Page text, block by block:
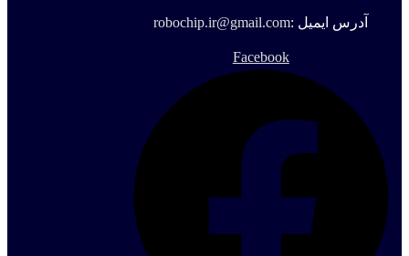
آدرس ایمیل :robochip.ir@gmail.com
Facebook